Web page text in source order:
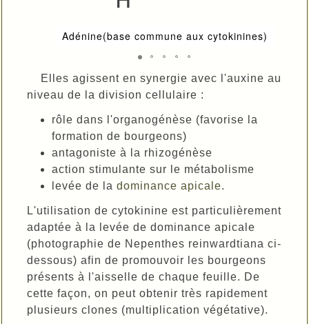
Adénine(base commune aux cytokinines)
Elles agissent en synergie avec l'auxine au
niveau de la division cellulaire :
rôle dans l'organogénèse (favorise la
formation de bourgeons)
antagoniste à la rhizogénèse
action stimulante sur le métabolisme
levée de la dominance apicale.
L'utilisation de cytokinine est particulièrement
adaptée à la levée de dominance apicale
(photographie de Nepenthes reinwardtiana ci-
dessous) afin de promouvoir les bourgeons
présents à l'aisselle de chaque feuille. De
cette façon, on peut obtenir très rapidement
plusieurs clones (multiplication végétative).